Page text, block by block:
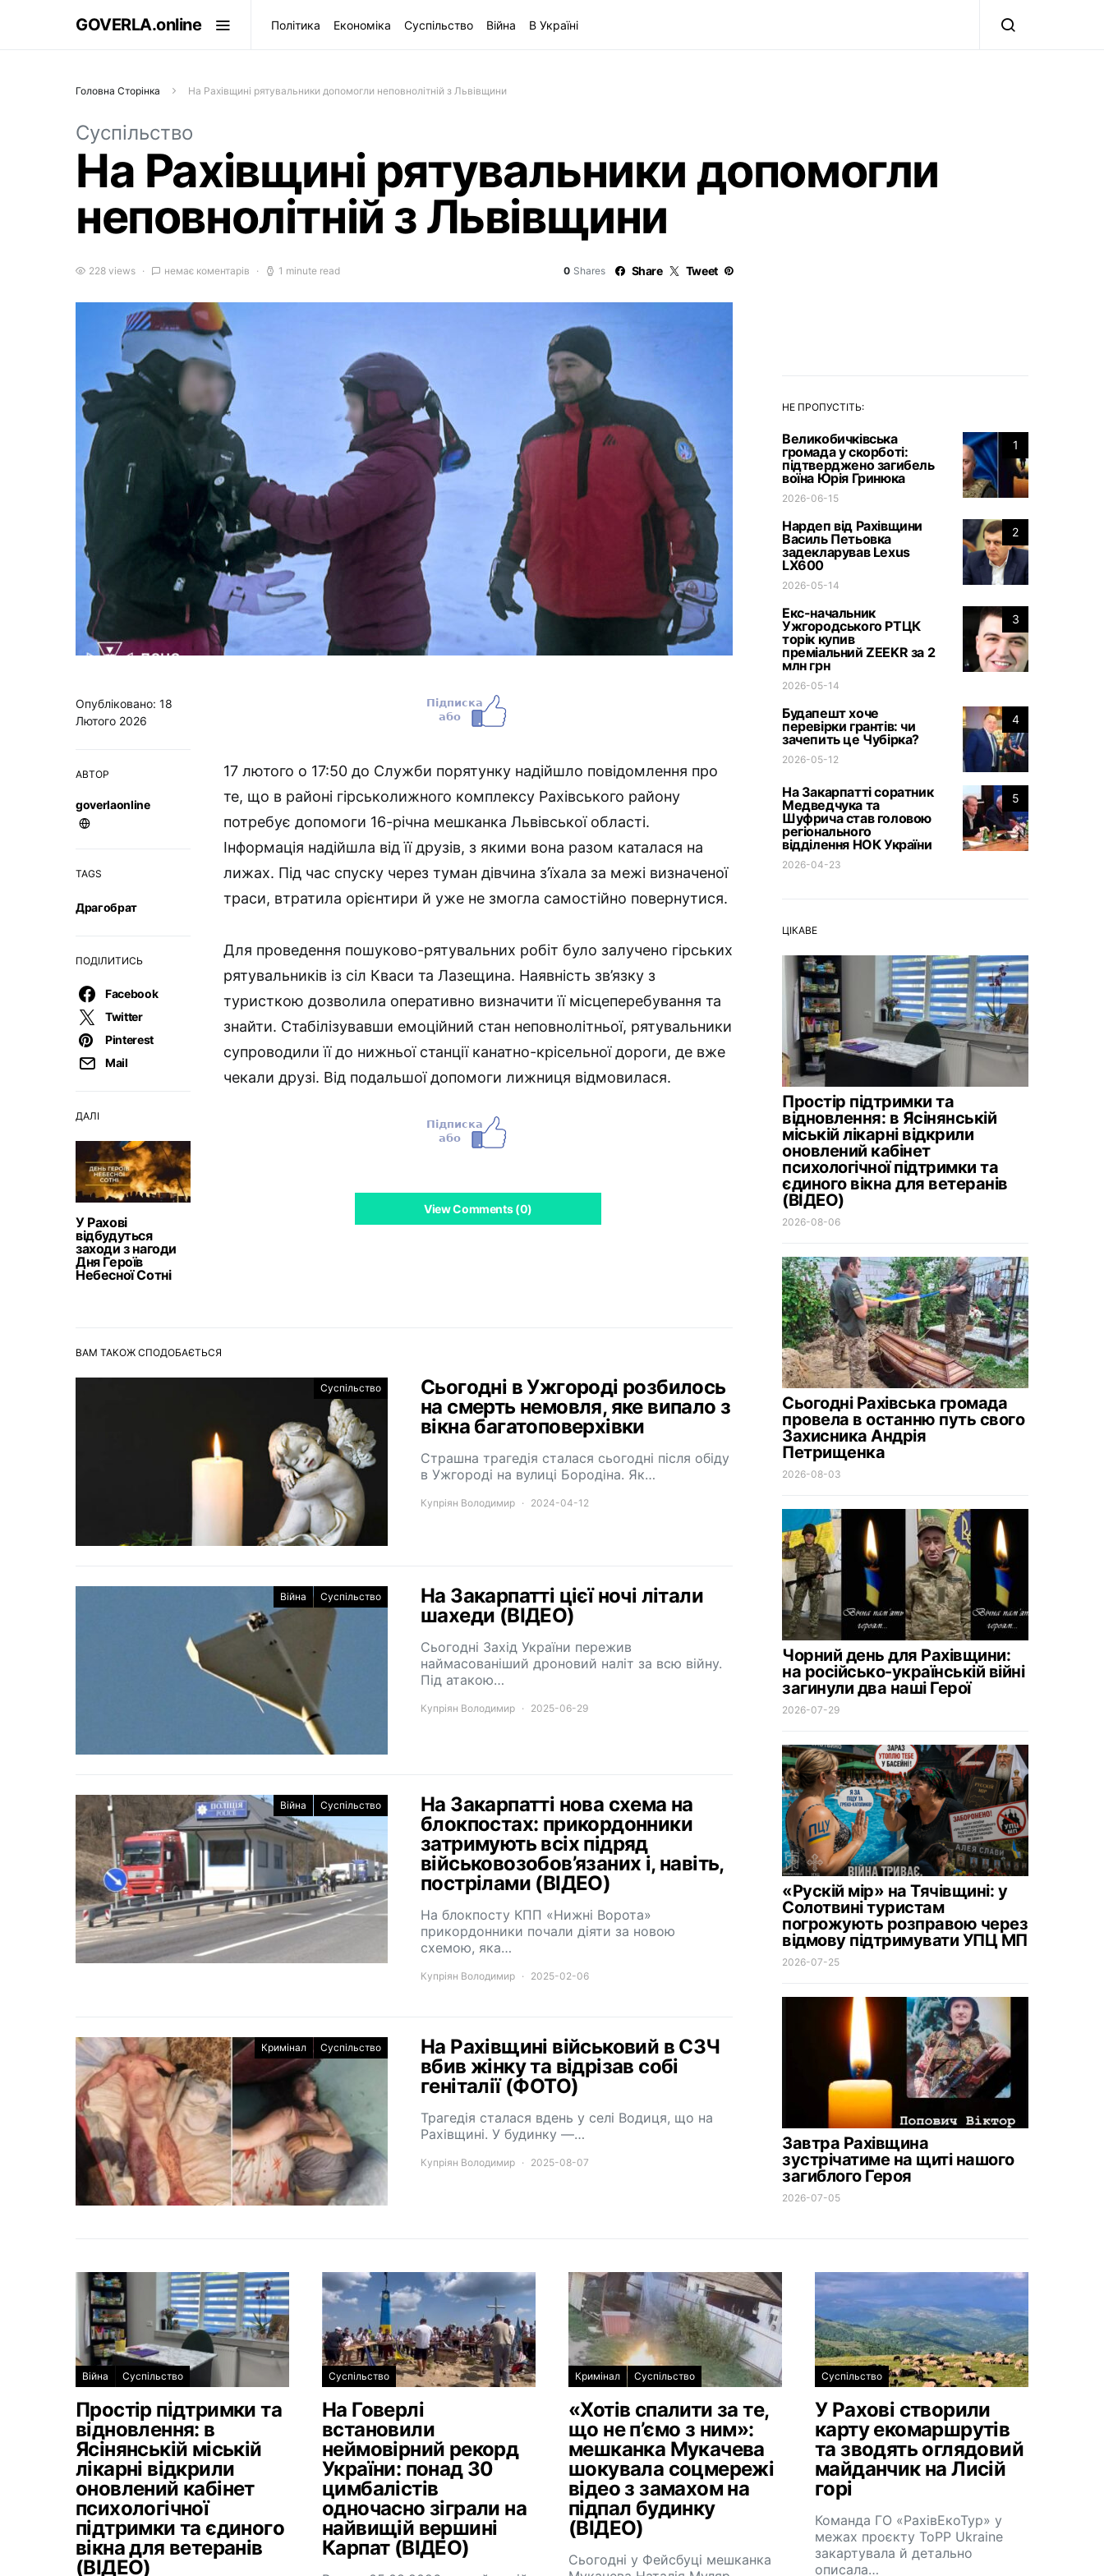
GOVERLA.online Політика Економіка Суспільство Війна В Україні
Головна Сторінка На Рахівщині рятувальники допомогли неповнолітній з Львівщини
Суспільство
На Рахівщині рятувальники допомогли
неповнолітній з Львівщини
228 views немає коментарів 1 minute read 0 Shares Share Tweet
ДАЛІ
У Рахові
відбудуться
заходи з нагоди
Дня Героїв
Небесної Сотні
Опубліковано: 18
Лютого 2026
АВТОР
goverlaonline
TAGS
Драгобрат
ПОДІЛИТИСЬ
Facebook
Twitter
Pinterest
Mail
17 лютого о 17:50 до Служби порятунку надійшло повідомлення про
те, що в районі гірськолижного комплексу Рахівського району
потребує допомоги 16-річна мешканка Львівської області.
Інформація надійшла від її друзів, з якими вона разом каталася на
лижах. Під час спуску через туман дівчина з’їхала за межі визначеної
траси, втратила орієнтири й уже не змогла самостійно повернутися.
Для проведення пошуково-рятувальних робіт було залучено гірських
рятувальників із сіл Кваси та Лазещина. Наявність зв’язку з
туристкою дозволила оперативно визначити її місцеперебування та
знайти. Стабілізувавши емоційний стан неповнолітньої, рятувальники
супроводили її до нижньої станції канатно-крісельної дороги, де вже
чекали друзі. Від подальшої допомоги лижниця відмовилася.
View Comments (0)
ВАМ ТАКОЖ СПОДОБАЄТЬСЯ
Суспільство
Сьогодні в Ужгороді розбилось
на смерть немовля, яке випало з
вікна багатоповерхівки
Страшна трагедія сталася сьогодні після обіду
в Ужгороді на вулиці Бородіна. Як…
Купріян Володимир 2024-04-12
Війна Суспільство
На Закарпатті цієї ночі літали
шахеди (ВІДЕО)
Сьогодні Захід України пережив
наймасованіший дроновий наліт за всю війну.
Під атакою…
Купріян Володимир 2025-06-29
Війна Суспільство
На Закарпатті нова схема на
блокпостах: прикордонники
затримують всіх підряд
військовозобов’язаних і, навіть,
пострілами (ВІДЕО)
На блокпосту КПП «Нижні Ворота»
прикордонники почали діяти за новою
схемою, яка…
Купріян Володимир 2025-02-06
Кримінал Суспільство
На Рахівщині військовий в СЗЧ
вбив жінку та відрізав собі
геніталії (ФОТО)
Трагедія сталася вдень у селі Водиця, що на
Рахівщині. У будинку —…
Купріян Володимир 2025-08-07
НЕ ПРОПУСТІТЬ:
1
Великобичківська
громада у скорботі:
підтверджено загибель
воїна Юрія Гринюка
2026-06-15
2
Нардеп від Рахівщини
Василь Петьовка
задекларував Lexus
LX600
2026-05-14
3
Екс-начальник
Ужгородського РТЦК
торік купив
преміальний ZEEKR за 2
млн грн
2026-05-14
4
Будапешт хоче
перевірки грантів: чи
зачепить це Чубірка?
2026-05-12
5
На Закарпатті соратник
Медведчука та
Шуфрича став головою
регіонального
відділення НОК України
2026-04-23
ЦІКАВЕ
Простір підтримки та
відновлення: в Ясінянській
міській лікарні відкрили
оновлений кабінет
психологічної підтримки та
єдиного вікна для ветеранів
(ВІДЕО)
2026-08-06
Сьогодні Рахівська громада
провела в останню путь свого
Захисника Андрія
Петрищенка
2026-08-03
Чорний день для Рахівщини:
на російсько-українській війні
загинули два наші Герої
2026-07-29
«Рускій мір» на Тячівщині: у
Солотвині туристам
погрожують розправою через
відмову підтримувати УПЦ МП
2026-07-25
Завтра Рахівщина
зустрічатиме на щиті нашого
загиблого Героя
2026-07-05
Війна Суспільство
Простір підтримки та
відновлення: в
Ясінянській міській
лікарні відкрили
оновлений кабінет
психологічної
підтримки та єдиного
вікна для ветеранів
(ВІДЕО)
Суспільство
На Говерлі
встановили
неймовірний рекорд
України: понад 30
цимбалістів
одночасно зіграли на
найвищій вершині
Карпат (ВІДЕО)
Кримінал Суспільство
«Хотів спалити за те,
що не п’ємо з ним»:
мешканка Мукачева
шокувала соцмережі
відео з замахом на
підпал будинку
(ВІДЕО)
Сьогодні у Фейсбуці мешканка
Суспільство
У Рахові створили
карту екомаршрутів
та зводять оглядовий
майданчик на Лисій
горі
Команда ГО «РахівЕкоТур» у
межах проєкту ToPP Ukraine
закартувала й детально
описала…